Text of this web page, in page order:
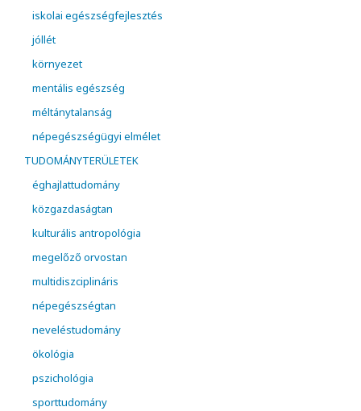
iskolai egészségfejlesztés
jóllét
környezet
mentális egészség
méltánytalanság
népegészségügyi elmélet
TUDOMÁNYTERÜLETEK
éghajlattudomány
közgazdaságtan
kulturális antropológia
megelőző orvostan
multidiszciplináris
népegészségtan
neveléstudomány
ökológia
pszichológia
sporttudomány